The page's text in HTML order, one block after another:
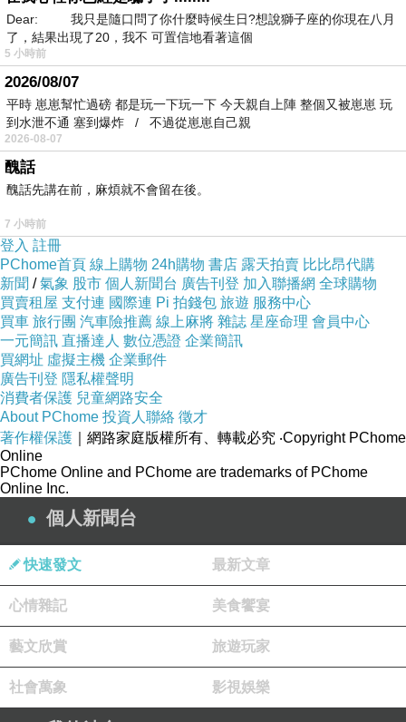
Dear: 我只是隨口問了你什麼時候生日?想說獅子座的你現在八月
了，結果出現了20，我不 可置信地看著這個
5 小時前
2026/08/07
平時 崽崽幫忙過磅 都是玩一下玩一下 今天親自上陣 整個又被崽崽 玩
到水泄不通 塞到爆炸 / 不過從崽崽自己親
2026-08-07
醜話
醜話先講在前，麻煩就不會留在後。
7 小時前
登入 註冊
PChome首頁 線上購物 24h購物 書店 露天拍賣 比比昂代購
新聞 /氣象 股市 個人新聞台 廣告刊登 加入聯播網 全球購物
買賣租屋 支付連 國際連 Pi 拍錢包 旅遊 服務中心
買車 旅行團 汽車險推薦 線上麻將 雜誌 星座命理 會員中心
一元簡訊 直播達人 數位憑證 企業簡訊
買網址 虛擬主機 企業郵件
廣告刊登 隱私權聲明
消費者保護 兒童網路安全
About PChome 投資人聯絡 徵才
著作權保護 ｜網路家庭版權所有、轉載必究 ‧Copyright PChome
Online
PChome Online and PChome are trademarks of PChome
Online Inc.
個人新聞台
快速發文 最新文章
心情雜記 美食饗宴
藝文欣賞 旅遊玩家
社會萬象 影視娛樂